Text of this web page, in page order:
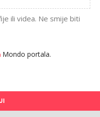
ili videa. Ne smije biti
Mondo portala.